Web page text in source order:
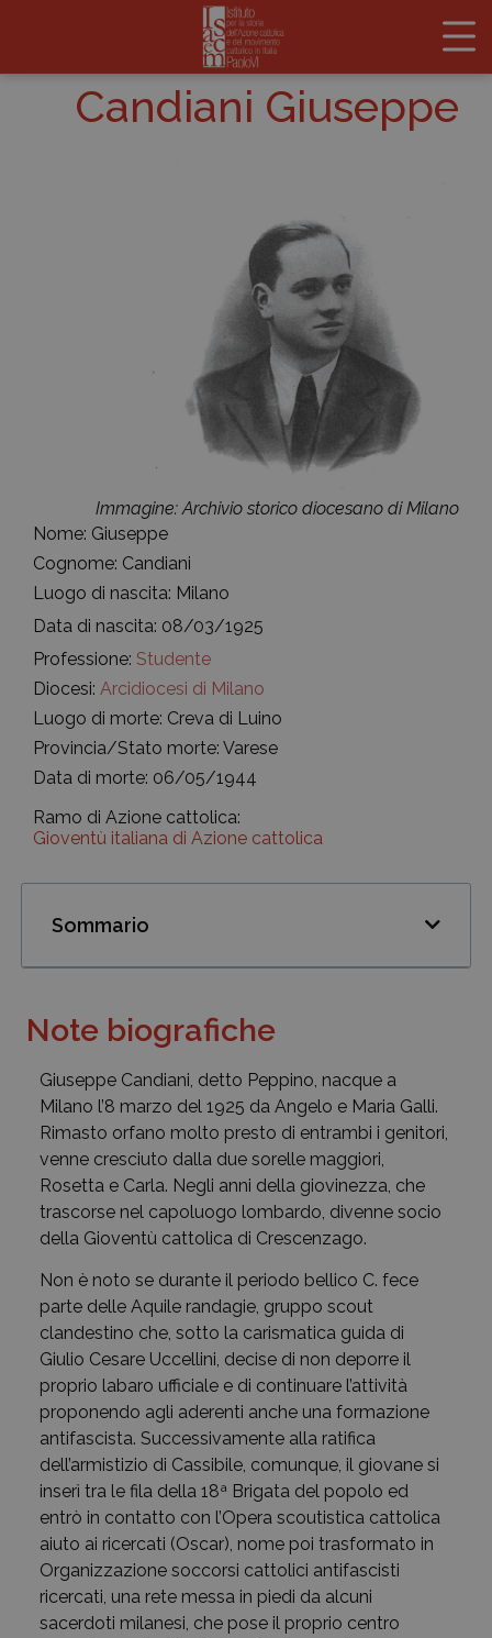
Candiani Giuseppe
Immagine: Archivio storico diocesano di Milano
Nome: Giuseppe
Cognome: Candiani
Luogo di nascita: Milano
Data di nascita: 08/03/1925
Professione: Studente
Diocesi:Arcidiocesi di Milano
Luogo di morte: Creva di Luino
Provincia/Stato morte: Varese
Data di morte: 06/05/1944
Ramo di Azione cattolica:
Gioventù italiana di Azione cattolica
Sommario
Note biografiche
Giuseppe Candiani, detto Peppino, nacque a
Milano l’8 marzo del 1925 da Angelo e Maria Galli.
Rimasto orfano molto presto di entrambi i genitori,
venne cresciuto dalla due sorelle maggiori,
Rosetta e Carla. Negli anni della giovinezza, che
trascorse nel capoluogo lombardo, divenne socio
della Gioventù cattolica di Crescenzago.
Non è noto se durante il periodo bellico C. fece
parte delle Aquile randagie, gruppo scout
clandestino che, sotto la carismatica guida di
Giulio Cesare Uccellini, decise di non deporre il
proprio labaro ufficiale e di continuare l’attività
proponendo agli aderenti anche una formazione
antifascista. Successivamente alla ratifica
dell’armistizio di Cassibile, comunque, il giovane si
inserì tra le fila della 18ª Brigata del popolo ed
entrò in contatto con l’Opera scoutistica cattolica
aiuto ai ricercati (Oscar), nome poi trasformato in
Organizzazione soccorsi cattolici antifascisti
ricercati, una rete messa in piedi da alcuni
sacerdoti milanesi, che pose il proprio centro